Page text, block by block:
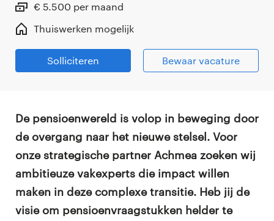
€ 5.500 per maand
Thuiswerken mogelijk
Solliciteren Bewaar vacature
De pensioenwereld is volop in beweging door
de overgang naar het nieuwe stelsel. Voor
onze strategische partner Achmea zoeken wij
ambitieuze vakexperts die impact willen
maken in deze complexe transitie. Heb jij de
visie om pensioenvraagstukken helder te